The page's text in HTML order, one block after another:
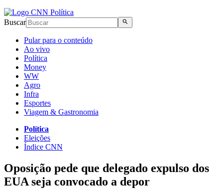
Buscar
Pular para o conteúdo
Ao vivo
Política
Money
WW
Agro
Infra
Esportes
Viagem & Gastronomia
Política
Eleições
Índice CNN
Oposição pede que delegado expulso dos
EUA seja convocado a depor